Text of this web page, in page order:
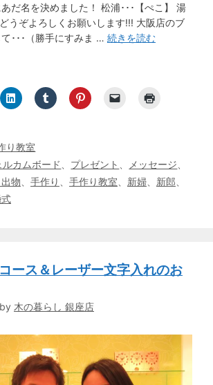
だ名を決めました！ 松浦･･･【ぺこ】 湯
うぞよろしくお願いします!!! 大阪店のブ
･･･（勝手にすみま … 続きを読む
り教室
ルカムボード、 プレゼント 、 メッセージ、
物、 手作り 、 手作り教室、 新婦、 新郎、
ース＆レーザー文字入れのお
by 木の暮らし 銀座店